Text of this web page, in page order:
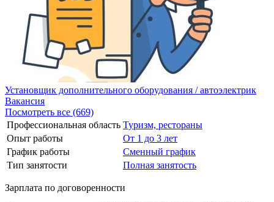
Установщик дополнительного оборудования / автоэлектрик
Вакансия
Посмотреть все (669)
Профессиональная область Туризм, рестораны
Опыт работы
От 1 до 3 лет
График работы
Сменный график
Тип занятости
Полная занятость
Зарплата по договоренности